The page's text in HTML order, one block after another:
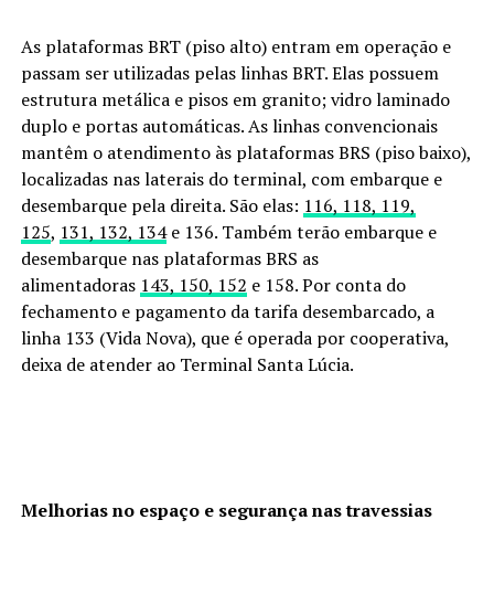
As plataformas BRT (piso alto) entram em operação e
passam ser utilizadas pelas linhas BRT. Elas possuem
estrutura metálica e pisos em granito; vidro laminado
duplo e portas automáticas. As linhas convencionais
mantêm o atendimento às plataformas BRS (piso baixo),
localizadas nas laterais do terminal, com embarque e
desembarque pela direita. São elas: 116, 118, 119,
125, 131, 132, 134e 136. Também terão embarque e
desembarque nas plataformas BRS as
alimentadoras 143, 150, 152 e 158. Por conta do
fechamento e pagamento da tarifa desembarcado, a
linha 133 (Vida Nova), que é operada por cooperativa,
deixa de atender ao Terminal Santa Lúcia.
Melhorias no espaço e segurança nas travessias